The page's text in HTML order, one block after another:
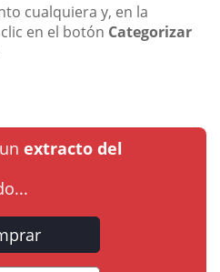
cualquiera y, en la
en el botón Categorizar
extracto del